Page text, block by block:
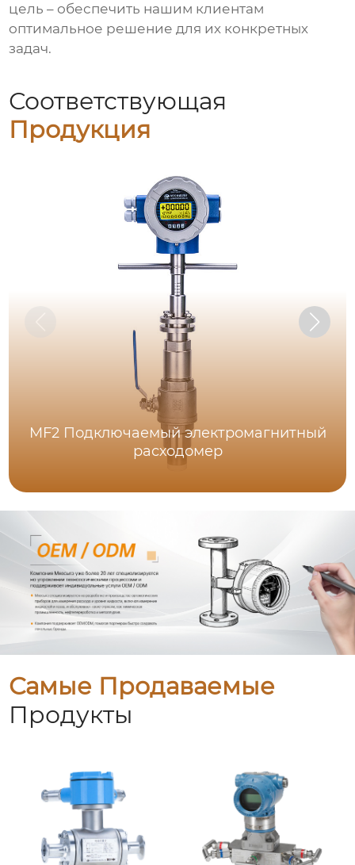
цель – обеспечить нашим клиентам
оптимальное решение для их конкретных
задач.
Соответствующая
Продукция
MF2 Подключаемый электромагнитный
расходомер
Самые Продаваемые
Продукты